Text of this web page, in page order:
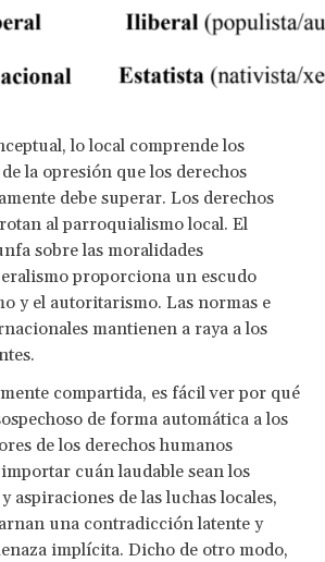
lo local comprende los
la opresión que los derechos
debe superar. Los derechos
al parroquialismo local. El
sobre las moralidades
proporciona un escudo
y el autoritarismo. Las normas e
mantienen a raya a los
compartida, es fácil ver por qué
de forma automática a los
de los derechos humanos
cuán laudable sean los
aspiraciones de las luchas locales,
una contradicción latente y
implícita. Dicho de otro modo,